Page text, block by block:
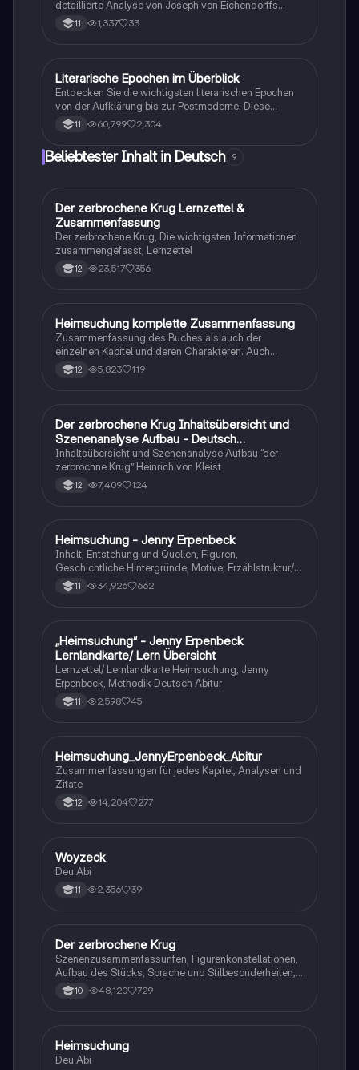
detaillierte Analyse von Joseph von Eichendorffs
Gedicht 'Das Mädchen'. Diese Präsentation bietet
einen klaren Überblick über zentrale Themen, lyrische
Verständnis der romantischen Literatur und ihrer
emotionalen Ausdrucksformen suchen.
11 1,337 33
Deutsch
Literarische Epochen im Überblick
Entdecken Sie die wichtigsten literarischen Epochen
von der Aufklärung bis zur Postmoderne. Diese
Zusammenfassung bietet einen klaren Überblick über
geschichtliche Hintergründe, zentrale Motive,
für das Deutsch Abitur und das Verständnis der
11 60,799 2,304
Beliebtester Inhalt in Deutsch 9
Deutsch
Der zerbrochene Krug Lernzettel &
Zusammenfassung
Der zerbrochene Krug, Die wichtigsten Informationen
zusammengefasst, Lernzettel
12 23,517 356
Deutsch
Heimsuchung komplette Zusammenfassung
Zusammenfassung des Buches als auch der
einzelnen Kapitel und deren Charakteren. Auch
tabellarisch. Im Unterricht ohne KI erstellt
12 5,823 119
Deutsch
Der zerbrochene Krug Inhaltsübersicht und
Szenenanalyse Aufbau - Deutsch
Q1/Q2/Abitur
Inhaltsübersicht und Szenenanalyse Aufbau “der
zerbrochne Krug” Heinrich von Kleist
12 7,409 124
Deutsch
Heimsuchung - Jenny Erpenbeck
Inhalt, Entstehung und Quellen, Figuren,
Geschichtliche Hintergründe, Motive, Erzählstruktur/-
stil 11 34,926 662
Deutsch
„Heimsuchung“ - Jenny Erpenbeck
Lernlandkarte/ Lern Übersicht
Lernzettel/ Lernlandkarte Heimsuchung, Jenny
Erpenbeck, Methodik Deutsch Abitur
11 2,598 45
Deutsch
Heimsuchung_JennyErpenbeck_Abitur
Zusammenfassungen für jedes Kapitel, Analysen und
Zitate
12 14,204 277
Deutsch
Woyzeck
Deu Abi
11 2,356 39
Deutsch
Der zerbrochene Krug
Szenenzusammenfassunfen, Figurenkonstellationen,
Aufbau des Stücks, Sprache und Stilbesonderheiten,
Aussageabsicht, Thematik, Interpretation
10 48,120 729
Deutsch
Heimsuchung
Deu Abi